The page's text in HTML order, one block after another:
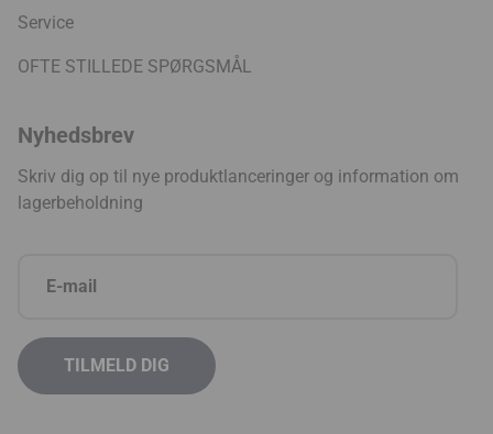
Service
OFTE STILLEDE SPØRGSMÅL
Nyhedsbrev
Skriv dig op til nye produktlanceringer og information om
lagerbeholdning